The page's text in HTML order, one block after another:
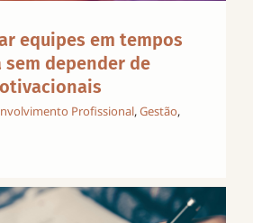
equipes em tempos
sem depender de
Profissional,Gestão,